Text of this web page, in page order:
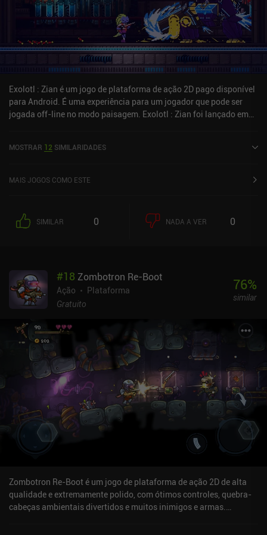
Exolotl : Zian é um jogo de plataforma de ação 2D pago disponível
para Android. É uma experiência para um jogador que pode ser
jogada off-line no modo paisagem. Exolotl : Zian foi lançado em
MOSTRAR 12 SIMILARIDADES
MAIS JOGOS COMO ESTE
SIMILAR 0 NADA A VER 0
#18 Zombotron Re-Boot
Ação
Plataforma
Gratuito
76%
similar
Zombotron Re-Boot é um jogo de plataforma de ação 2D de alta
qualidade e extremamente polido, com ótimos controles, quebra-
cabeças ambientais divertidos e muitos inimigos e armas.